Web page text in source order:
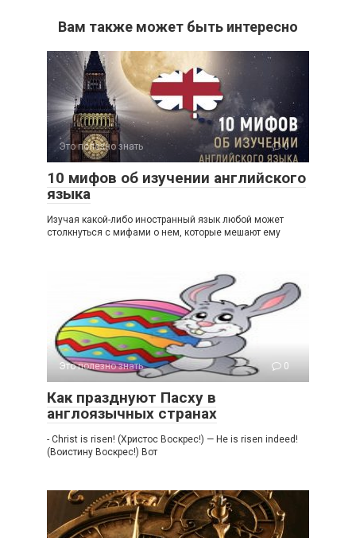
Вам также может быть интересно
Это полезно знать 0
10 мифов об изучении английского
языка
Изучая какой-либо иностранный язык любой может
столкнуться с мифами о нем, которые мешают ему
Это полезно знать 0
Как празднуют Пасху в
англоязычных странах
- Christ is risen! (Христос Воскрес!) — He is risen indeed!
(Воистину Воскрес!) Вот